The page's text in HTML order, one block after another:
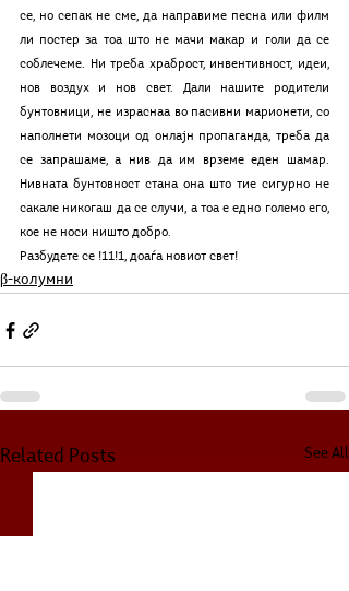
се, но сепак не сме, да направиме песна или филм
ли постер за тоа што не мачи макар и голи да се
соблечеме. Ни треба храброст, инвентивност, идеи,
нов воздух и нов свет. Дали нашите родители
бунтовници, не израснаа во пасивни марионети, со
наполнети мозоци од онлајн пропаганда, треба да
се запрашаме, а нив да им врземе еден шамар.
Нивната бунтовност стана она што тие сигурно не
сакале никогаш да се случи, а тоа е едно големо его,
кое не носи ништо добро.
Разбудете се !11!1, доаѓа новиот свет!
β-колумни
Related Posts See All